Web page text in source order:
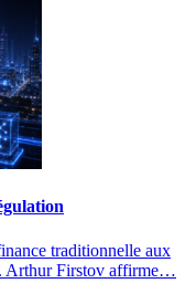
traditionnelle aux
Arthur Firstov affirme…